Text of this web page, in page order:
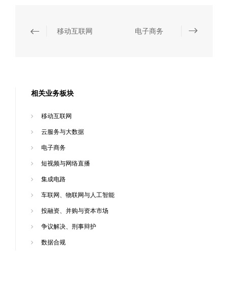
移动互联网 电子商务
相关业务板块
移动互联网
云服务与大数据
电子商务
短视频与网络直播
集成电路
车联网、物联网与人工智能
投融资、并购与资本市场
争议解决、刑事辩护
数据合规